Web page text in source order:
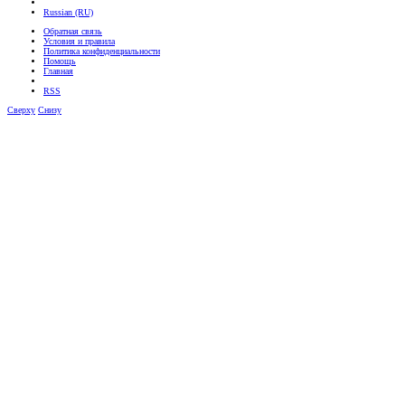
Russian (RU)
Обратная связь
Условия и правила
Политика конфиденциальности
Помощь
Главная
RSS
Сверху Снизу